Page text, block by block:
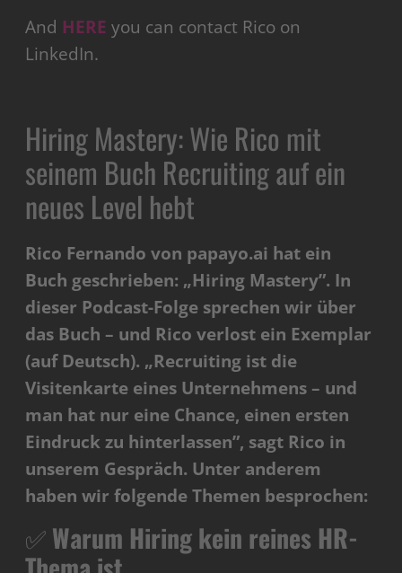
And HERE you can contact Rico on
LinkedIn.
Hiring Mastery: Wie Rico mit
seinem Buch Recruiting auf ein
neues Level hebt
Rico Fernando von papayo.ai hat ein
Buch geschrieben: „Hiring Mastery”. In
dieser Podcast-Folge sprechen wir über
das Buch – und Rico verlost ein Exemplar
(auf Deutsch). „Recruiting ist die
Visitenkarte eines Unternehmens – und
man hat nur eine Chance, einen ersten
Eindruck zu hinterlassen”, sagt Rico in
unserem Gespräch. Unter anderem
haben wir folgende Themen besprochen:
✅Warum Hiring kein reines HR-